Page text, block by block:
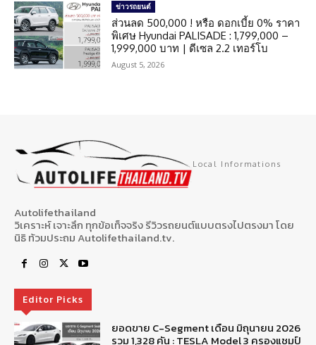
ข่าวรถยนต์
ส่วนลด 500,000 ! หรือ ดอกเบี้ย 0% ราคา
พิเศษ Hyundai PALISADE : 1,799,000 –
1,999,000 บาท | ดีเซล 2.2 เทอร์โบ
August 5, 2026
Local Informations
Autolifethailand
วิเคราะห์ เจาะลึก ทุกข้อเท็จจริง รีวิวรถยนต์แบบตรงไปตรงมา โดย
นิธิ ท้วมประถม Autolifethailand.tv.
Editor Picks
ยอดขาย C-Segment เดือน มิถุนายน 2026
รวม 1,328 คัน : TESLA Model 3 ครองแชมป์